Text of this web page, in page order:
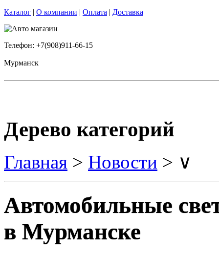
Каталог | О компании | Оплата | Доставка
Телефон: +7(908)911-66-15
Мурманск
Дерево категорий
Главная > Новости > ∨
Автомобильные
в Мурманске